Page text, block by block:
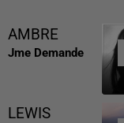
AMBRE
Jme Demande
LEWIS